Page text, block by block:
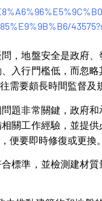
，地盤安全是政府
入行門檻低，而忽
需要頗長時間監督及
題非常關鍵，政府
關工作經驗，並提
便要即時修復或更換。
標準，並檢測建材